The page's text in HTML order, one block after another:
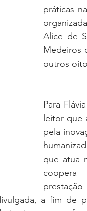
práticas
Alice de
Medeiros
outros
Para
leitor que
pela
que atua
coopera
a fim de